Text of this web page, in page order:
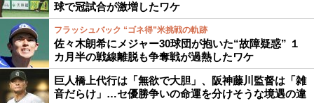
球で冠試合が激増したワケ
フラッシュバック “ゴネ得”米挑戦の軌跡
佐々木朗希にメジャー30球団が抱いた“故障疑惑” １
カ月半の戦線離脱も争奪戦が過熱したワケ
巨人橋上代行は「無欲で大胆」、阪神藤川監督は「雑
音だらけ」…セ優勝争いの命運を分けそうな境遇の違